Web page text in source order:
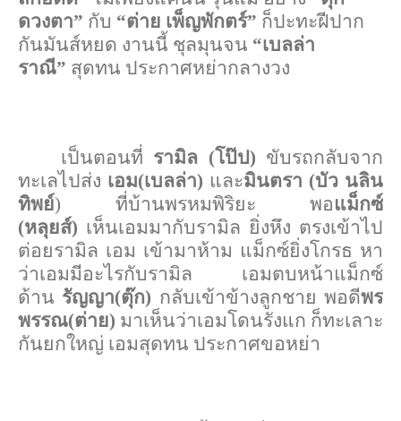
ดวงตา” กับ “ต่าย เพ็ญพักตร์” ก็ปะทะฝีปาก
กันมันส์หยด งานนี้ ชุลมุนจน “เบลล่า
ราณี” สุดทน ประกาศหย่ากลางวง
เป็นตอนที่ รามิล (โป๊ป) ขับรถกลับจาก
ทะเลไปส่ง เอม(เบลล่า) และมินตรา (บัว นลิน
ทิพย์) ที่บ้านพรหมพิริยะ พอแม็กซ์
(หลุยส์) เห็นเอมมากับรามิล ยิ่งหึง ตรงเข้าไป
ต่อยรามิล เอม เข้ามาห้าม แม็กซ์ยิ่งโกรธ หา
ว่าเอมมีอะไรกับรามิล เอมตบหน้าแม็กซ์
ด้าน รัญญา(ตุ๊ก) กลับเข้าข้างลูกชาย พอดีพร
พรรณ(ต่าย) มาเห็นว่าเอมโดนรังแก ก็ทะเลาะ
กันยกใหญ่ เอมสุดทน ประกาศขอหย่า